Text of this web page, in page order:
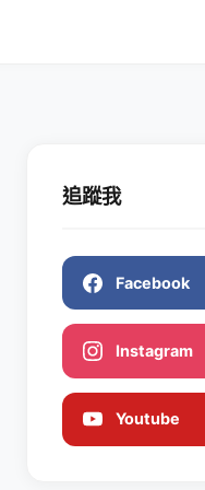
追蹤我
Facebook
Instagram
Youtube